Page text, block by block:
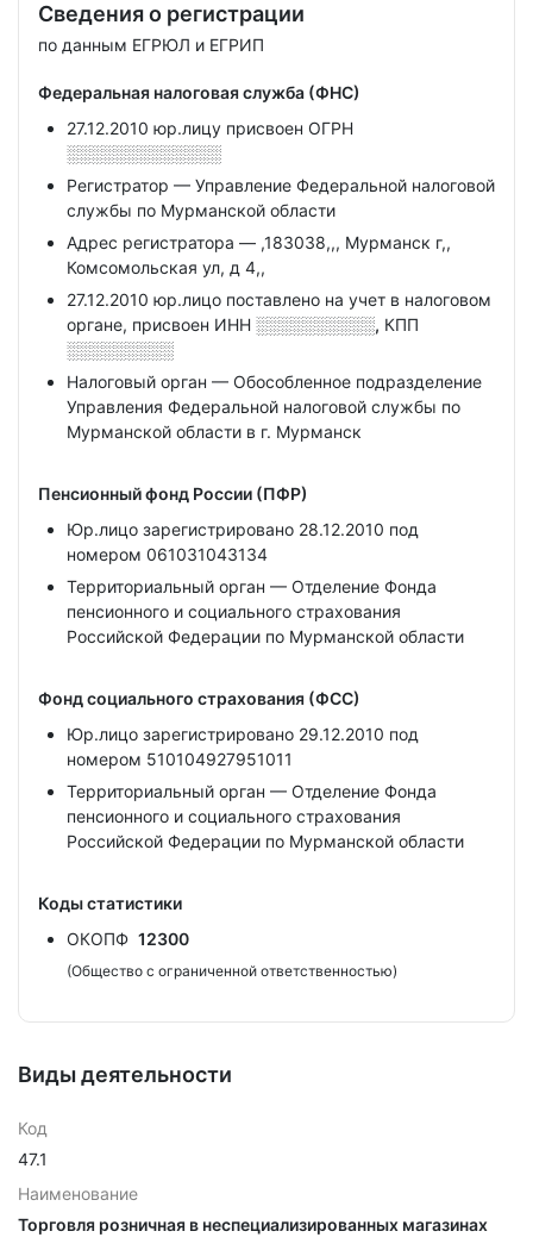
Сведения о регистрации
по данным ЕГРЮЛ и ЕГРИП
Федеральная налоговая служба (ФНС)
27.12.2010 юр.лицу присвоен ОГРН
░░░░░░░░░░░░░
Регистратор — Управление Федеральной налоговой
службы по Мурманской области
Адрес регистратора — ,183038,,, Мурманск г,,
Комсомольская ул, д 4,,
27.12.2010 юр.лицо поставлено на учет в налоговом
органе, присвоен ИНН ░░░░░░░░░░, КПП
░░░░░░░░░
Налоговый орган — Обособленное подразделение
Управления Федеральной налоговой службы по
Мурманской области в г. Мурманск
Пенсионный фонд России (ПФР)
Юр.лицо зарегистрировано 28.12.2010 под
номером 061031043134
Территориальный орган — Отделение Фонда
пенсионного и социального страхования
Российской Федерации по Мурманской области
Фонд социального страхования (ФСС)
Юр.лицо зарегистрировано 29.12.2010 под
номером 510104927951011
Территориальный орган — Отделение Фонда
пенсионного и социального страхования
Российской Федерации по Мурманской области
Коды статистики
ОКОПФ 12300
(Общество с ограниченной ответственностью)
Виды деятельности
Код
47.1
Наименование
Торговля розничная в неспециализированных магазинах